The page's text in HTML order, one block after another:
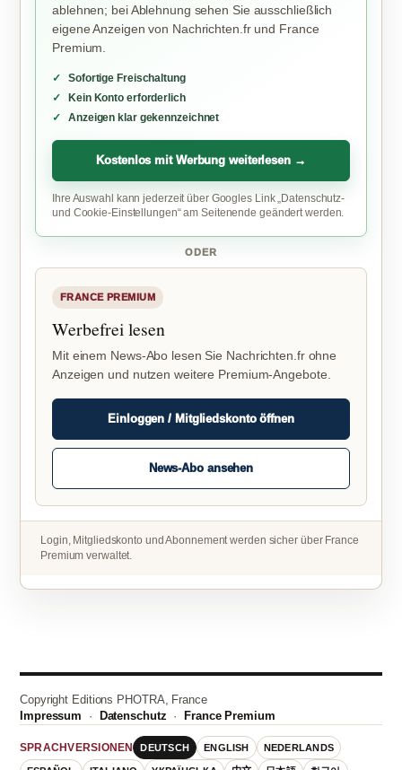
ablehnen; bei Ablehnung sehen Sie ausschließlich
eigene Anzeigen von Nachrichten.fr und France
Premium.
Sofortige Freischaltung
Kein Konto erforderlich
Anzeigen klar gekennzeichnet
Kostenlos mit Werbung weiterlesen →
Ihre Auswahl kann jederzeit über Googles Link „Datenschutz-
und Cookie-Einstellungen“ am Seitenende geändert werden.
ODER
FRANCE PREMIUM
Werbefrei lesen
Mit einem News-Abo lesen Sie Nachrichten.fr ohne
Anzeigen und nutzen weitere Premium-Angebote.
Einloggen / Mitgliedskonto öffnen
News-Abo ansehen
Login, Mitgliedskonto und Abonnement werden sicher über France
Premium verwaltet.
Copyright Editions PHOTRA, France
Impressum · Datenschutz · France Premium
SPRACHVERSIONEN DEUTSCH ENGLISH NEDERLANDS